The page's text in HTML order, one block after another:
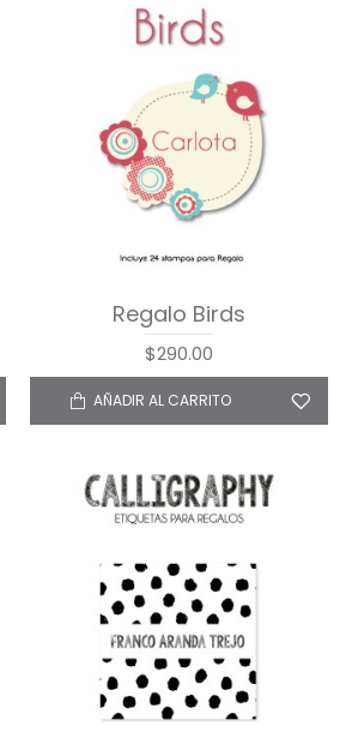
Regalo Birds
$290.00
AÑADIR AL CARRITO